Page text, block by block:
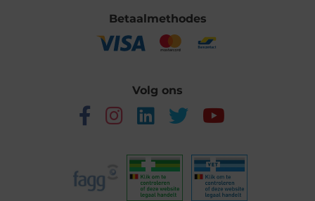
Betaalmethodes
Volg ons